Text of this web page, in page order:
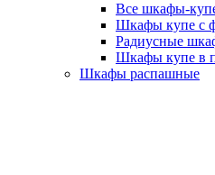
Все шкафы-
Шкафы купе с
Радиусные
Шкафы купе в
Шкафы распашные